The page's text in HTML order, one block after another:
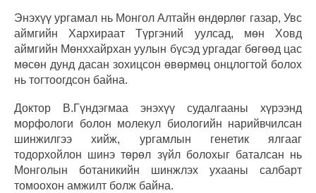
Энэхүү ургамал нь Монгол Алтайн өндөрлөг газар, Увс
аймгийн Хархираат Түргэний уулсад, мөн Ховд
аймгийн Мөнххайрхан уулын бүсэд ургадаг бөгөөд цас
мөсөн дунд дасан зохицсон өвөрмөц онцлогтой болох
нь тогтоогдсон байна.
Доктор В.Гүндэгмаа энэхүү судалгааны хүрээнд
морфологи болон молекул биологийн нарийвчилсан
шинжилгээ хийж, ургамлын генетик ялгааг
тодорхойлон шинэ төрөл зүйл болохыг баталсан нь
Монголын ботаникийн шинжлэх ухааны салбарт
томоохон амжилт болж байна.